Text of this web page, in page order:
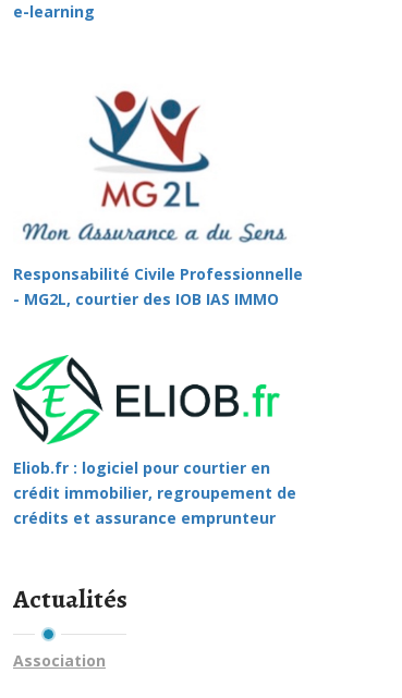
e-learning
Responsabilité Civile Professionnelle
- MG2L, courtier des IOB IAS IMMO
Eliob.fr : logiciel pour courtier en
crédit immobilier, regroupement de
crédits et assurance emprunteur
Actualités
Association